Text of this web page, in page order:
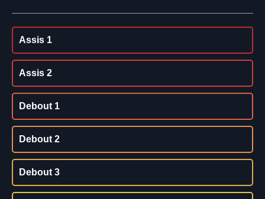
Assis 1
Assis 2
Debout 1
Debout 2
Debout 3